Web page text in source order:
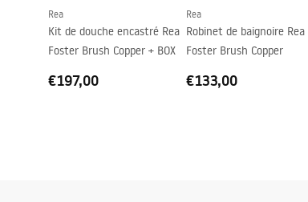
Garantie
Rea
Kit de douche encastré Rea
Foster Brush Copper + BOX
€197,00
Rea
Robinet de baignoire Rea
Foster Brush Copper
€133,00